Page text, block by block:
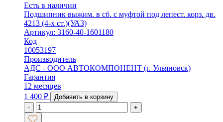
Есть в наличии
Подшипник выжим. в сб. с муфтой под лепест. корз. дв.
4213 (4-х ст.)(УАЗ)
Артикул: 3160-40-1601180
Код
10053197
Производитель
АДС - ООО АВТОКОМПОНЕНТ (г. Ульяновск)
Гарантия
12 месяцев
1 400 ₽
Добавить в корзину
-
+